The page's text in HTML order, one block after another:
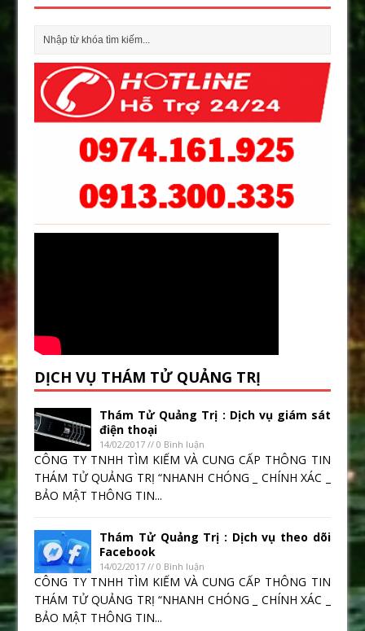
DỊCH VỤ THÁM TỬ QUẢNG TRỊ
Thám Tử Quảng Trị : Dịch vụ giám sát
điện thoại
14/02/2017 // 0 Bình luận
CÔNG TY TNHH TÌM KIẾM VÀ CUNG CẤP THÔNG TIN
THÁM TỬ QUẢNG TRỊ “NHANH CHÓNG _ CHÍNH XÁC _
BẢO MẬT THÔNG TIN...
Thám Tử Quảng Trị : Dịch vụ theo dõi
Facebook
14/02/2017 // 0 Bình luận
CÔNG TY TNHH TÌM KIẾM VÀ CUNG CẤP THÔNG TIN
THÁM TỬ QUẢNG TRỊ “NHANH CHÓNG _ CHÍNH XÁC _
BẢO MẬT THÔNG TIN...